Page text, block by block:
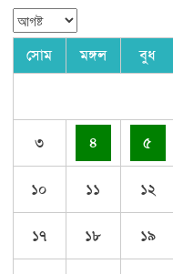
সোম মঙ্গল বুধ
৩ ৪ ৫
১০ ১১ ১২
১৭ ১৮ ১৯